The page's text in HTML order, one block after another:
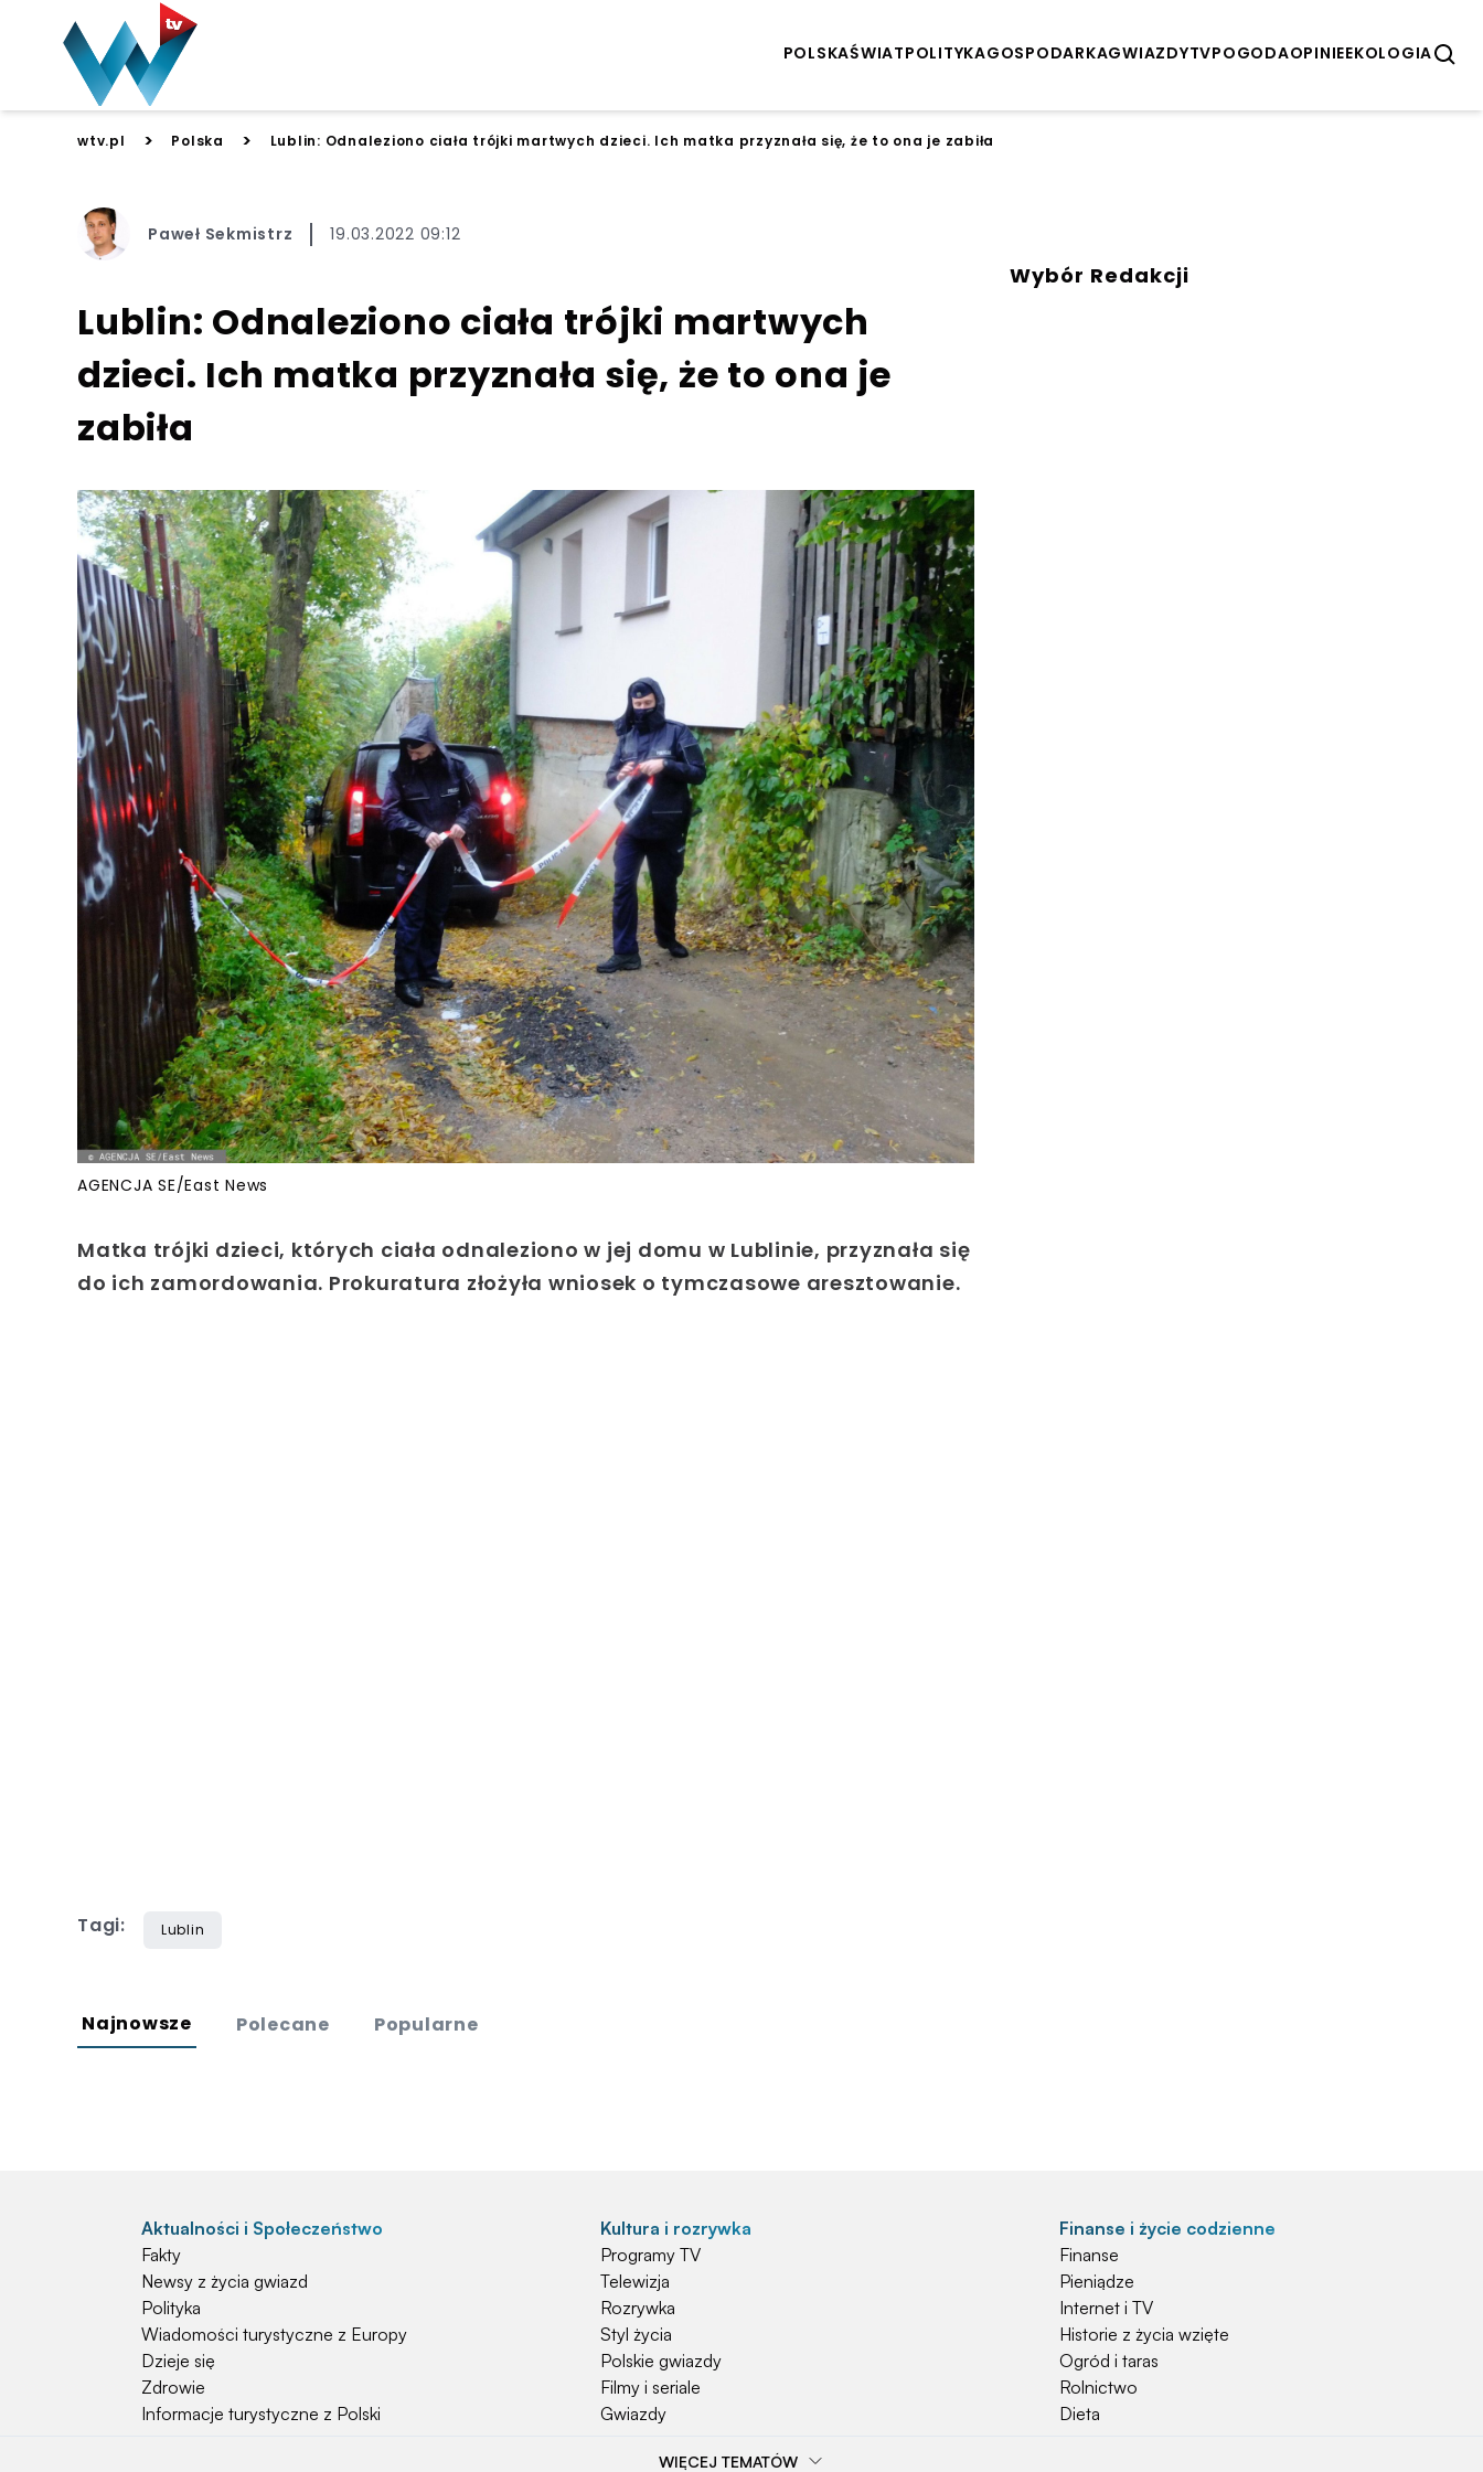
POLSKAŚWIATPOLITYKAGOSPODARKAGWIAZDYTVPOGODAOPINIEEKOLOGIA
wtv.pl > Polska > Lublin: Odnaleziono ciała trójki martwych dzieci. Ich matka przyznała się, że to ona je zabiła
Paweł Sekmistrz 19.03.2022 09:12
Lublin: Odnaleziono ciała trójki martwych
dzieci. Ich matka przyznała się, że to ona je
zabiła
AGENCJA SE/East News
Matka trójki dzieci, których ciała odnaleziono w jej domu w Lublinie, przyznała się
do ich zamordowania. Prokuratura złożyła wniosek o tymczasowe aresztowanie.
Tagi: Lublin
Wybór Redakcji
Najnowsze Polecane Popularne
Aktualności i Społeczeństwo
Fakty
Newsy z życia gwiazd
Polityka
Wiadomości turystyczne z Europy
Dzieje się
Zdrowie
Informacje turystyczne z Polski
Kultura i rozrywka
Programy TV
Telewizja
Rozrywka
Styl życia
Polskie gwiazdy
Filmy i seriale
Gwiazdy
Finanse i życie codzienne
Finanse
Pieniądze
Internet i TV
Historie z życia wzięte
Ogród i taras
Rolnictwo
Dieta
WIĘCEJ TEMATÓW